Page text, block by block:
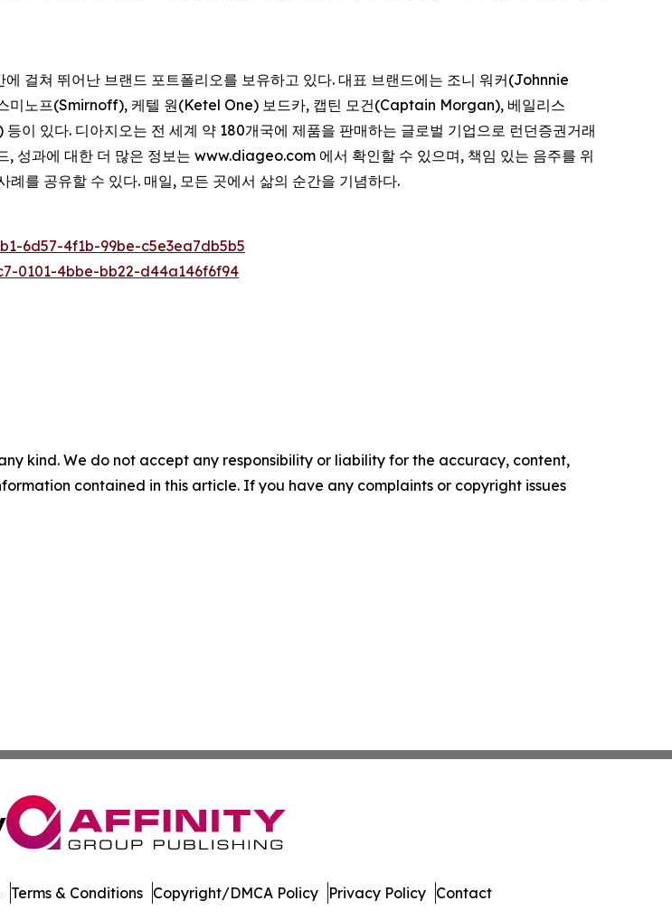
걸쳐 뛰어난 브랜드 포트폴리오를 보유하고 있다. 대표 브랜드에는 조니 워커(Johnnie
노프(Smirnoff), 케텔 원(Ketel One) 보드카, 캡틴 모건(Captain Morgan), 베일리스
있다. 디아지오는 전 세계 약 180개국에 제품을 판매하는 글로벌 기업으로 런던증권거래
성과에 대한 더 많은 정보는 www.diageo.com 에서 확인할 수 있으며, 책임 있는 음주를 위
를 공유할 수 있다. 매일, 모든 곳에서 삶의 순간을 기념하다.
6d57-4f1b-99be-c5e3ea7db5b5
0101-4bbe-bb22-d44a146f6f94
kind. We do not accept any responsibility or liability for the accuracy, content,
contained in this article. If you have any complaints or copyright issues
Terms & Conditions Copyright/DMCA Policy Privacy Policy Contact